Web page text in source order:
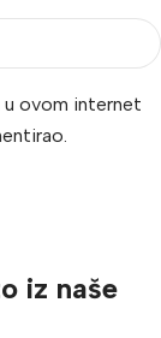
ovom internet
iz naše